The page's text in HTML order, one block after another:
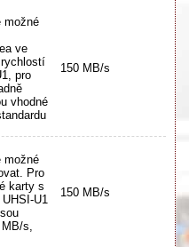
možné
ve
pro
vhodné
150 MB/s
možné
Pro
karty s
U1
s,
150 MB/s